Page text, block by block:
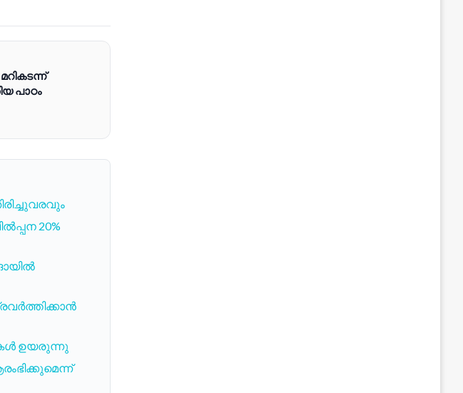
പാഠം
20%
ഉയരുന്നു